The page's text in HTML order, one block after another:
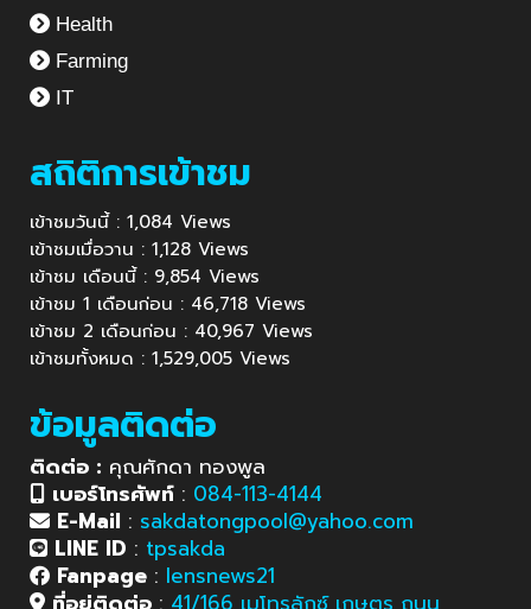
Health
Farming
IT
สถิติการเข้าชม
เข้าชมวันนี้ : 1,084 Views
เข้าชมเมื่อวาน : 1,128 Views
เข้าชม เดือนนี้ : 9,854 Views
เข้าชม 1 เดือนก่อน : 46,718 Views
เข้าชม 2 เดือนก่อน : 40,967 Views
เข้าชมทั้งหมด : 1,529,005 Views
ข้อมูลติดต่อ
ติดต่อ : คุณศักดา ทองพูล
เบอร์โทรศัพท์ : 084-113-4144
E-Mail : sakdatongpool@yahoo.com
LINE ID : tpsakda
Fanpage : lensnews21